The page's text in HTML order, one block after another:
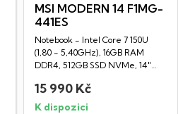
MSI MODERN 14 F1MG-
441ES
Notebook - Intel Core 7 150U
(1,80 - 5,40GHz), 16GB RAM
DDR4, 512GB SSD NVMe, 14"
15 990 Kč
K dispozici